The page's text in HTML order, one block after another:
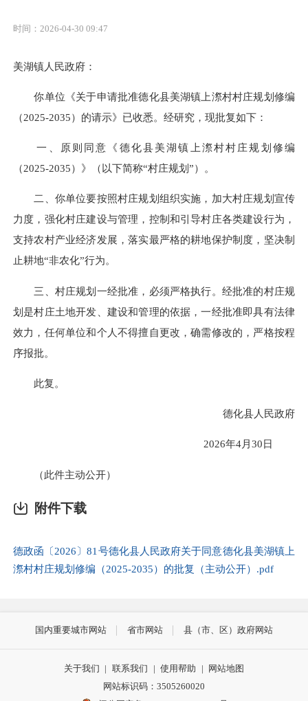
时间：2026-04-30 09:47
美湖镇人民政府：
你单位《关于申请批准德化县美湖镇上漈村村庄规划修编
（2025-2035）的请示》已收悉。经研究，现批复如下：
一、原则同意《德化县美湖镇上漈村村庄规划修编
（2025-2035）》（以下简称“村庄规划”）。
二、你单位要按照村庄规划组织实施，加大村庄规划宣传
力度，强化村庄建设与管理，控制和引导村庄各类建设行为，
支持农村产业经济发展，落实最严格的耕地保护制度，坚决制
止耕地“非农化”行为。
三、村庄规划一经批准，必须严格执行。经批准的村庄规
划是村庄土地开发、建设和管理的依据，一经批准即具有法律
效力，任何单位和个人不得擅自更改，确需修改的，严格按程
序报批。
此复。
德化县人民政府
2026年4月30日
（此件主动公开）
附件下载
德政函〔2026〕81号德化县人民政府关于同意德化县美湖镇上
漈村村庄规划修编（2025-2035）的批复（主动公开）.pdf
国内重要城市网站 省市网站 县（市、区）政府网站
关于我们 | 联系我们 | 使用帮助 | 网站地图
网站标识码：3505260020